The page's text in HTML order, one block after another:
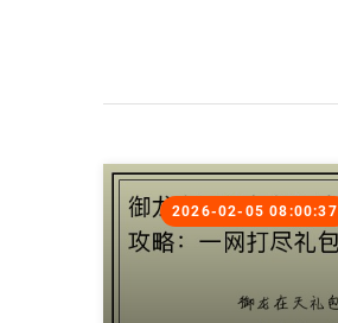
2026-02-05 08:00:37